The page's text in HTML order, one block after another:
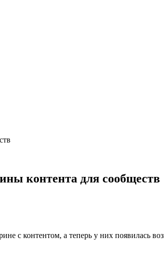
контента для сообществ
с контентом, а теперь у них появилась